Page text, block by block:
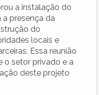
a instalação do
presença da
do
locais e
Essa reunião
o setor privado e a
deste projeto